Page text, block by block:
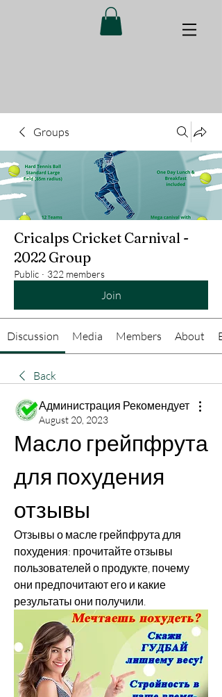
Groups
Cricalps Cricket Carnival -
2022 Group
Public · 322 members
Join
Discussion Media Members About
Back
Администрация Рекомендует
August 20, 2023
Масло грейпфрута
для похудения
отзывы
Отзывы о масле грейпфрута для
похудения: прочитайте отзывы
пользователей о продукте, почему
они предпочитают его и какие
результаты они получили.